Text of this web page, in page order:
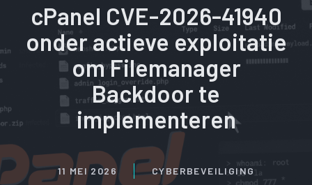
cPanel CVE-2026-41940
onder actieve exploitatie
om Filemanager
Backdoor te
implementeren
11 MEI 2026 CYBERBEVEILIGING